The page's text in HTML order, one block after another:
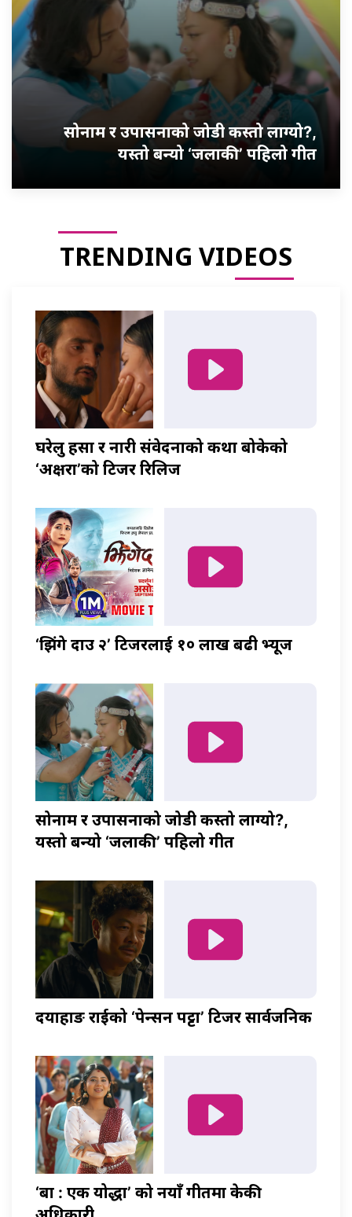
सोनाम र उपासनाको जोडी कस्तो लाग्यो?,
यस्तो बन्यो ‘जलाकी’ पहिलो गीत
TRENDING VIDEOS
घरेलु हिंसा र नारी संवेदनाको कथा बोकेको
‘अक्षरा’को टिजर रिलिज
‘झिंगे दाउ २’ टिजरलाई १० लाख बढी भ्यूज
सोनाम र उपासनाको जोडी कस्तो लाग्यो?,
यस्तो बन्यो ‘जलाकी’ पहिलो गीत
दयाहाङ राईको ‘पेन्सन पट्टा’ टिजर सार्वजनिक
‘बा : एक योद्धा’ को नयाँ गीतमा केकी